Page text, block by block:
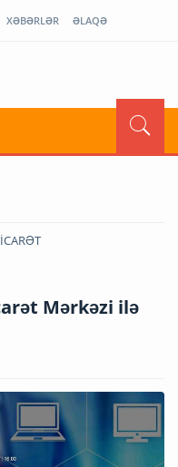
XƏBƏRLƏR ƏLAQƏ
Mərkəzi ilə